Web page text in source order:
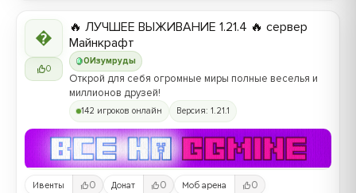

0
0 Изумруды
🔥 ЛУЧШЕЕ ВЫЖИВАНИЕ 1.21.4 🔥 сервер
Майнкрафт
Открой для себя огромные миры полные веселья и
миллионов друзей!
142 игроков онлайн Версия: 1.21.1
Ивенты 0 Донат 0 Моб арена 0